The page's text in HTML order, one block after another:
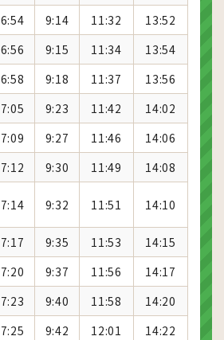
6:54 9:14 11:32
13:52
6:56 9:15 11:34
13:54
6:58 9:18 11:37
13:56
7:05 9:23 11:42
14:02
7:09 9:27 11:46
14:06
7:12 9:30 11:49
14:08
7:14 9:32 11:51 14:10
7:17 9:35 11:53
14:15
7:20 9:37 11:56
14:17
7:23 9:40 11:58
14:20
7:25 9:42 12:01
14:22